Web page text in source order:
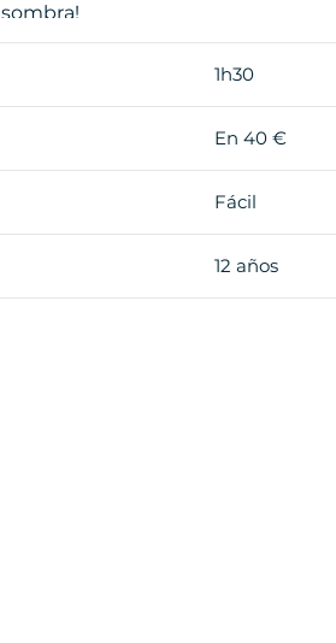
1h30
En 40 €
Fácil
12 años